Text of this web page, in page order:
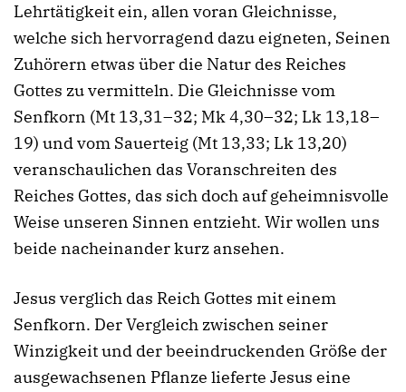
Lehrtätigkeit ein, allen voran Gleichnisse,
welche sich hervorragend dazu eigneten, Seinen
Zuhörern etwas über die Natur des Reiches
Gottes zu vermitteln. Die Gleichnisse vom
Senfkorn (Mt 13,31–32; Mk 4,30–32; Lk 13,18–
19) und vom Sauerteig (Mt 13,33; Lk 13,20)
veranschaulichen das Voranschreiten des
Reiches Gottes, das sich doch auf geheimnisvolle
Weise unseren Sinnen entzieht. Wir wollen uns
beide nacheinander kurz ansehen.
Jesus verglich das Reich Gottes mit einem
Senfkorn. Der Vergleich zwischen seiner
Winzigkeit und der beeindruckenden Größe der
ausgewachsenen Pflanze lieferte Jesus eine